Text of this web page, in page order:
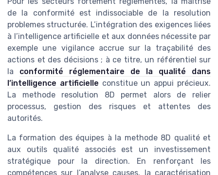
de la conformité est indissociable de la resolution
problemes structurée. L’intégration des exigences liées
à l’intelligence artificielle et aux données nécessite par
exemple une vigilance accrue sur la traçabilité des
actions et des décisions ; à ce titre, un référentiel sur
la conformité réglementaire de la qualité dans
l’intelligence artificielle constitue un appui précieux.
La methode resolution 8D permet alors de relier
processus, gestion des risques et attentes des
autorités.
La formation des équipes à la methode 8D qualité et
aux outils qualité associés est un investissement
stratégique pour la direction. En renforçant les
compétences sur l’analyse causes, la caractérisation